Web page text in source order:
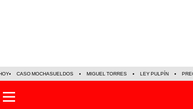
CASO MOCHASUELDOS MIGUEL TORRES LEY PULPÍN